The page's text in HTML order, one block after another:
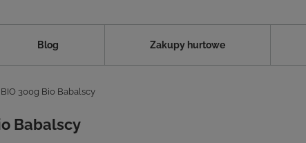
Blog Zakupy hurtowe
BIO 300g Bio Babalscy
Babalscy